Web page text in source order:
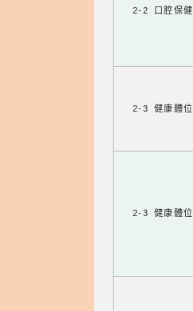
2-2 口腔保健
2-3 健康體位
2-3 健康體位